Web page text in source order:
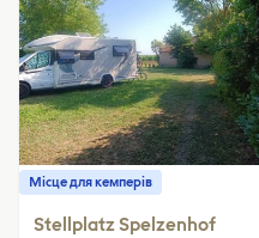
Місце для кемперів
Stellplatz Spelzenhof